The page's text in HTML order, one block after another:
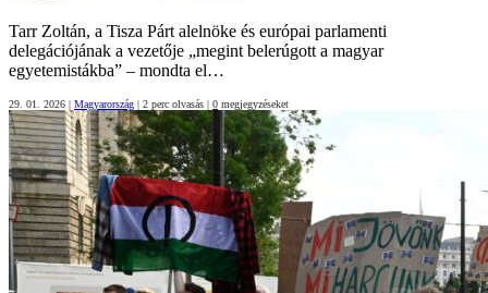
Tarr Zoltán, a Tisza Párt alelnöke és európai parlamenti
delegációjának a vezetője „megint belerúgott a magyar
egyetemistákba” – mondta el…
29. 01. 2026 | Magyarország | 2 perc olvasás | 0 megjegyzéseket